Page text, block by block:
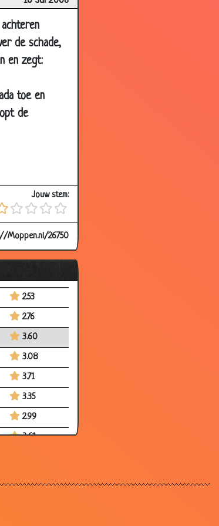
de schade,
en zegt:
toe en
de
Jouw stem:
Moppen.nl/26750
3.13
2.69
2.92
3.52
2.25
3.05
3.40
2.53
2.76
3.60
3.08
3.71
3.35
2.99
3.61